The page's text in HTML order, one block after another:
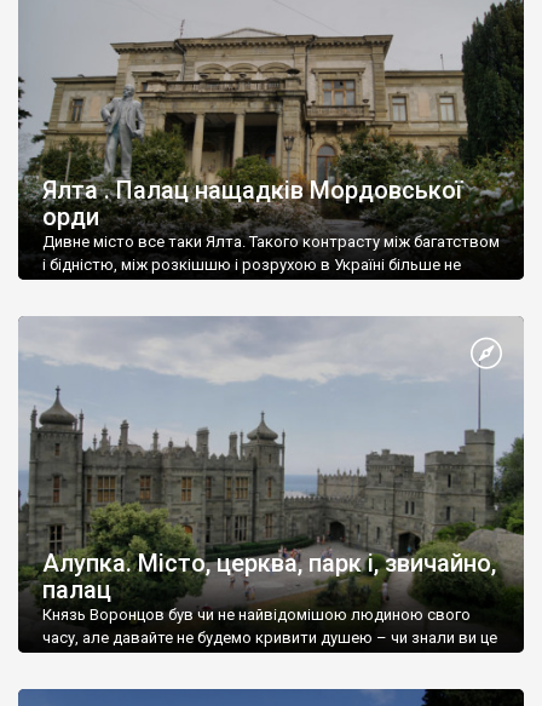
Ялта . Палац нащадків Мордовської
орди
Дивне місто все таки Ялта. Такого контрасту між багатством
і бідністю, між розкішшю і розрухою в Україні більше не
Алупка. Місто, церква, парк і, звичайно,
палац
Князь Воронцов був чи не найвідомішою людиною свого
часу, але давайте не будемо кривити душею – чи знали ви це